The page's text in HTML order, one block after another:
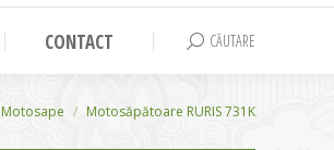
windowwindow
CONTACT Search:
CĂUTARE
Motosape Motosăpătoare RURIS 731K